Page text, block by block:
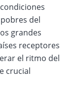
del
grandes
receptores
el ritmo del
crucial